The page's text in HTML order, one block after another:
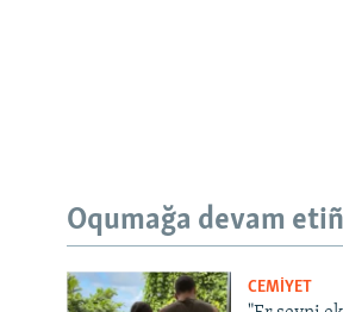
Oqumağa devam
CEMİYET